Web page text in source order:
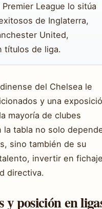
League lo sitúa
de Inglaterra,
United,
títulos de liga.
del Chelsea le
y una
mayoría de clubes
la tabla no solo
sino también de su
invertir en
directiva.
posición en